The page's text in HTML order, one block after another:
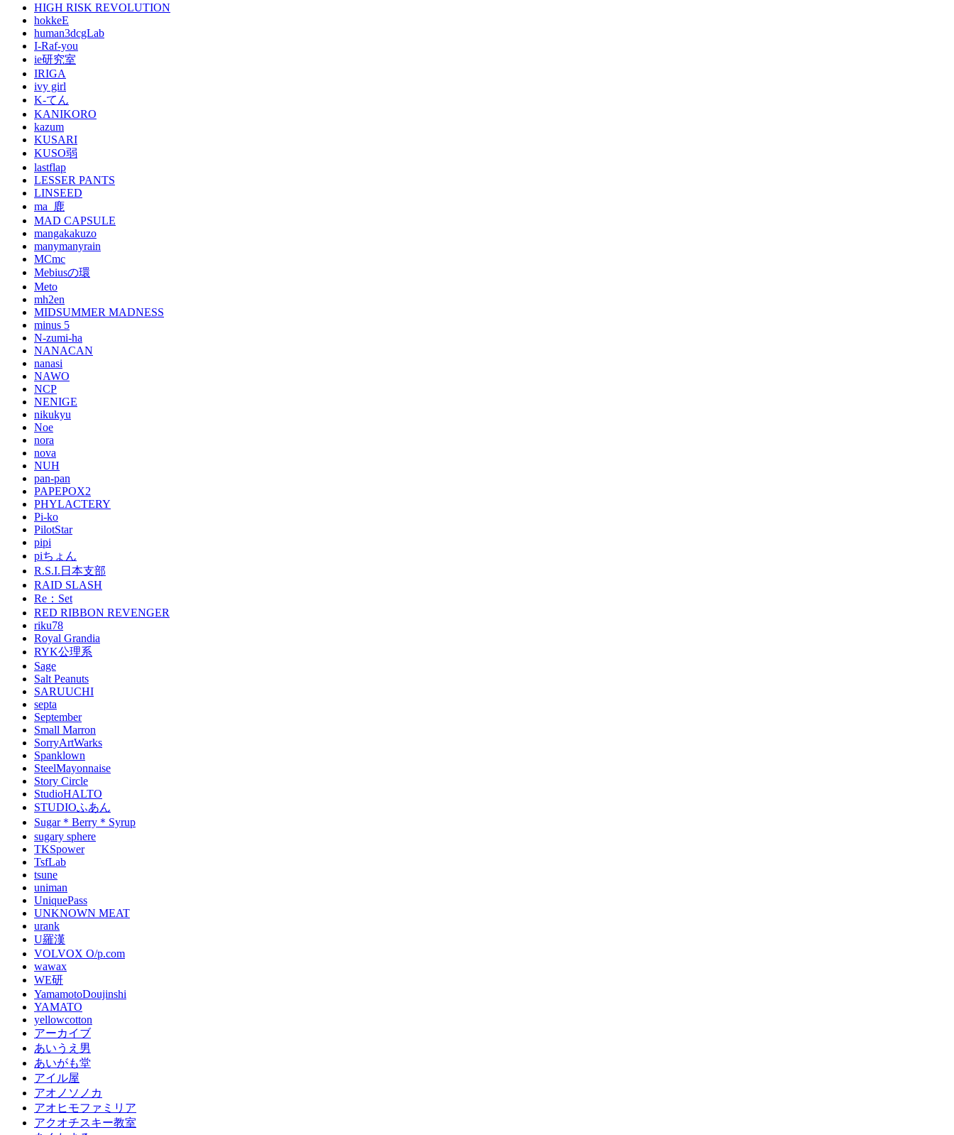
HIGH RISK REVOLUTION
hokkeE
human3dcgLab
I-Raf-you
ie研究室
IRIGA
ivy girl
K-てん
KANIKORO
kazum
KUSARI
KUSO弱
lastflap
LESSER PANTS
LINSEED
ma_鹿
MAD CAPSULE
mangakakuzo
manymanyrain
MCmc
Mebiusの環
Meto
mh2en
MIDSUMMER MADNESS
minus 5
N-zumi-ha
NANACAN
nanasi
NAWO
NCP
NENIGE
nikukyu
Noe
nora
nova
NUH
pan-pan
PAPEPOX2
PHYLACTERY
Pi-ko
PilotStar
pipi
piちょん
R.S.I.日本支部
RAID SLASH
Re：Set
RED RIBBON REVENGER
riku78
Royal Grandia
RYK公理系
Sage
Salt Peanuts
SARUUCHI
septa
September
Small Marron
SorryArtWarks
Spanklown
SteelMayonnaise
Story Circle
StudioHALTO
STUDIOふあん
Sugar＊Berry＊Syrup
sugary sphere
TKSpower
TsfLab
tsune
uniman
UniquePass
UNKNOWN MEAT
urank
U羅漢
VOLVOX O/p.com
wawax
WE研
YamamotoDoujinshi
YAMATO
yellowcotton
アーカイブ
あいうえ男
あいがも堂
アイル屋
アオノソノカ
アオヒモファミリア
アクオチスキー教室